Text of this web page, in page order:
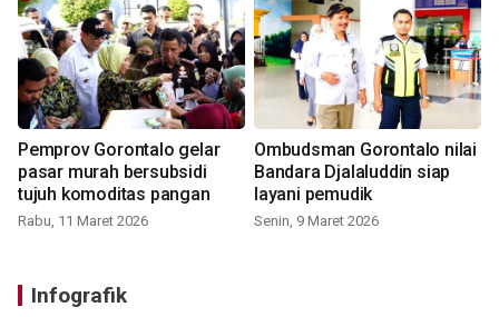
Pemprov Gorontalo gelar
pasar murah bersubsidi
tujuh komoditas pangan
Rabu, 11 Maret 2026
Ombudsman Gorontalo nilai
Bandara Djalaluddin siap
layani pemudik
Senin, 9 Maret 2026
Infografik